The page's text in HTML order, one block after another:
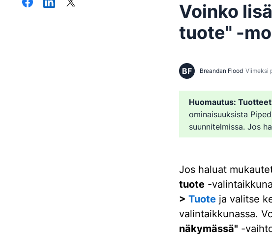
Voinko
tuote" -
BF Breandan Flood Viimeksi
Huomautus: Tuotteet
ominaisuuksista
suunnitelmissa. Jos
Jos haluat
tuote -
> Tuote ja valitse
valintaikkunassa.
näkymässä" -